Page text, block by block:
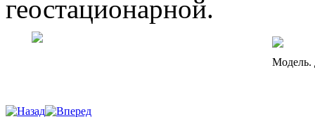
геостационарной.
Модель.